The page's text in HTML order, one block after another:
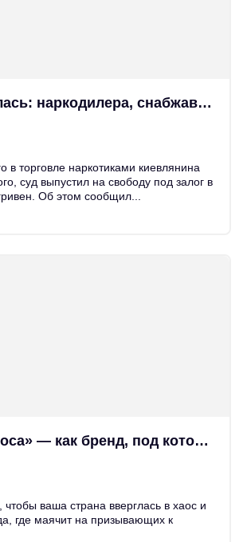
Жизнь удалась: наркодилера, снабжавшего кокаином депутатов Рады, вопреки закону выпустили под...
в торговле наркотиками киевлянина
суд выпустил на свободу под залог в
Об этом сообщил...
«Кулак Сороса» — как бренд, под которым происходят государственные перевороты
чтобы ваша страна вверглась в хаос и
где маячит на призывающих к